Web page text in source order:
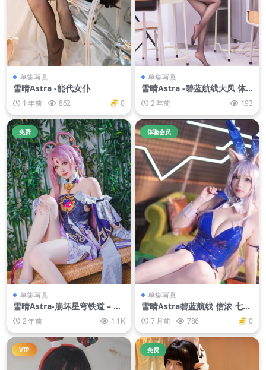
单集写眞
雪晴Astra -能代女仆
1 年前 862 0
单集写眞
雪晴Astra -碧蓝航线大凤 体
操服2 年前 193
免费
单集写眞
雪晴Astra-崩坏星穹铁道 – 符
玄 2 年前 1.1K
体验会员
单集写眞
雪晴Astra碧蓝航线 信浓 七夕
兔女郎[53P1V-2.36G]
7 月前 786 0
VIP 免费